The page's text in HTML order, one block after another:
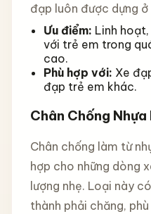
đạp luôn được dựng
Ưu điểm: Linh
với trẻ em trong
cao.
Phù hợp với: Xe
đạp trẻ em khác.
Chân Chống Nhựa
Chân chống làm từ
hợp cho những dòng
lượng nhẹ. Loại này
thành phải chăng,